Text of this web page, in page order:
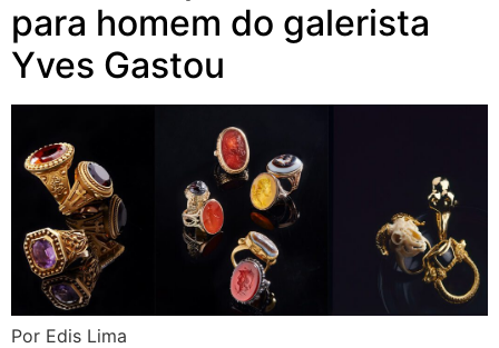
para homem do galerista
Yves Gastou
Por Edis Lima